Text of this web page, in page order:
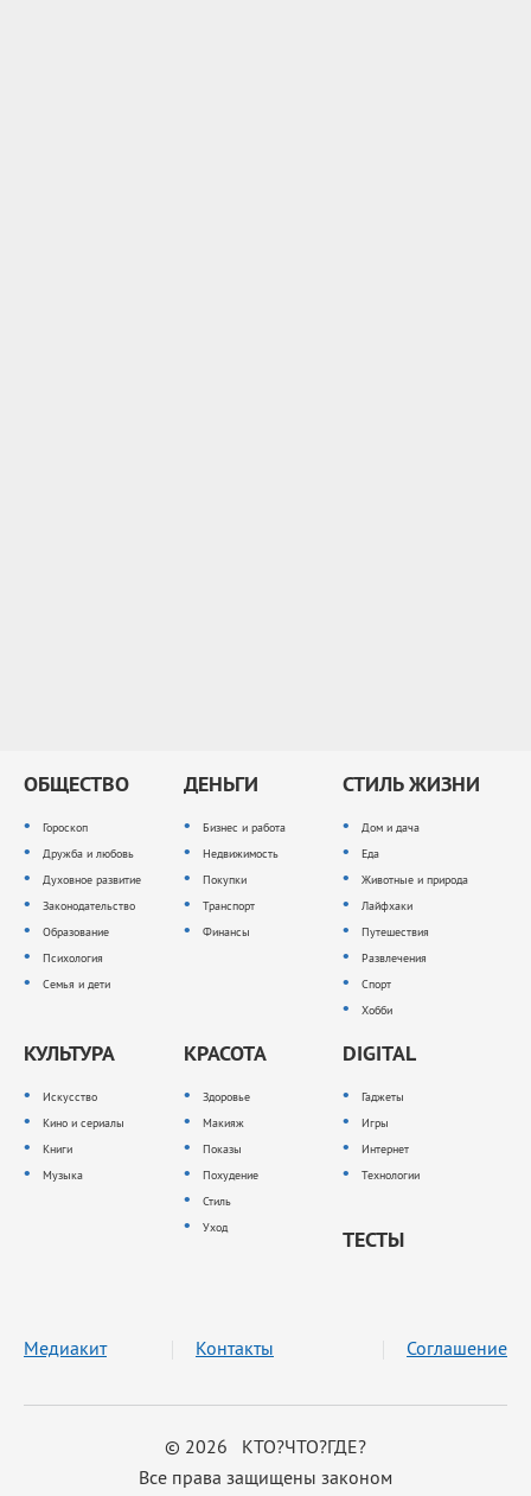
ОБЩЕСТВО
Гороскоп
Дружба и любовь
Духовное развитие
Законодательство
Образование
Психология
Семья и дети
ДЕНЬГИ
Бизнес и работа
Недвижимость
Покупки
Транспорт
Финансы
СТИЛЬ ЖИЗНИ
Дом и дача
Еда
Животные и природа
Лайфхаки
Путешествия
Развлечения
Спорт
Хобби
КУЛЬТУРА
Искусство
Кино и сериалы
Книги
Музыка
КРАСОТА
Здоровье
Макияж
Показы
Похудение
Стиль
Уход
DIGITAL
Гаджеты
Игры
Интернет
Технологии
ТЕСТЫ
© 2026 КТО?ЧТО?ГДЕ?
Все права защищены законом
Медиакит Контакты Соглашение